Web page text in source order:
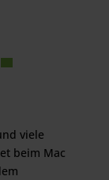
viele
beim Mac